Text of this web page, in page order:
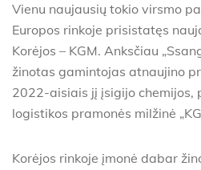
Vienu naujausių tokio virsmo
Europos rinkoje prisistatęs
Korėjos – KGM. Anksčiau
žinotas gamintojas atnaujino
2022-aisiais jį įsigijo chemijos,
logistikos pramonės milžinė
Korėjos rinkoje įmonė dabar